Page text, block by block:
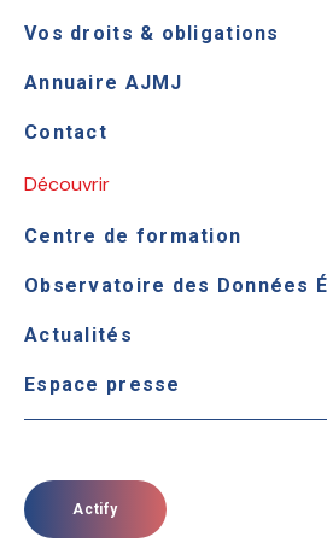
Vos droits & obligations
Annuaire AJMJ
Contact
Découvrir
Centre de formation
Observatoire des Données
Actualités
Espace presse
Actify